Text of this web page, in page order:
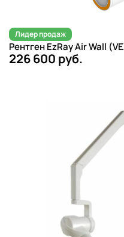
Лидер продаж
Рентген EzRay Air Wall
226 600 руб.